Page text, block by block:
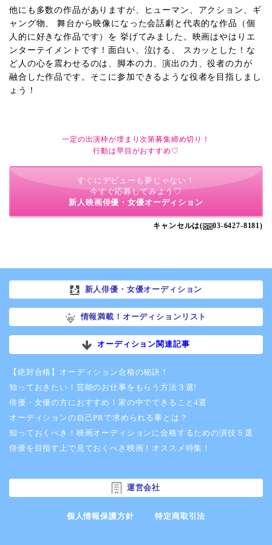
他にも多数の作品がありますが、ヒューマン、アクション、ギ
ャング物、 舞台から映像になった会話劇と代表的な作品（個
人的に好きな作品です）を 挙げてみました。映画はやはりエ
ンターテイメントです！面白い、泣ける、 スカッとした！な
ど人の心を震わせるのは、脚本の力、演出の力、役者の力が
融合した作品です。そこに参加できるような役者を目指しまし
ょう！
一定の出演枠が埋まり次第募集締め切り！
行動は早目がおすすめ♡
すぐにデビューも夢じゃない！
今すぐ応募してみよう♡
新人映画俳優・女優オーディション
キャンセルは( 03-6427-8181)
新人俳優・女優オーディション
情報満載！オーディションリスト
オーディション関連記事
【絶対合格】オーディション合格の秘訣！
知っておきたい！芸能のお仕事をもらう方法３選!
俳優・女優の方におすすめ！家の中でできること4選
オーディションの自己PRで求められる事とは？
知っておくべき！映画オーディションに合格するための演技５選
俳優を目指す上で見ておくべき映画！オススメ特集！
運営会社
個人情報保護方針 特定商取引法